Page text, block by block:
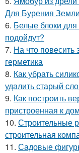
Для Бурения Земли
6. Белые блоки для
подойдут?
7. На что
герметика
8. Как убрать
удалить старый
9. Как построить
пристроенная к
10. Строительные
строительная
11. Садовые